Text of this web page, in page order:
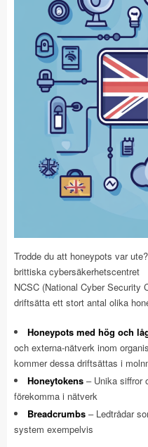
Trodde du att honeypots var
brittiska cybersäkerhetscentret
NCSC (National Cyber Security
driftsätta ett stort antal olika
Honeypots med hög och
och externa-nätverk inom
kommer dessa driftsättas i
Honeytokens – Unika siffror
förekomma i nätverk
Breadcrumbs – Ledtrådar
system exempelvis